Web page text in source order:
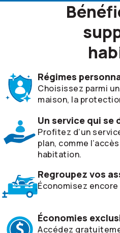
Régimes
Choisissez parmi
maison, la
Un service qui se
Profitez d’un
plan, comme
habitation.
Regroupez vos
Économisez
Économies
Accédez